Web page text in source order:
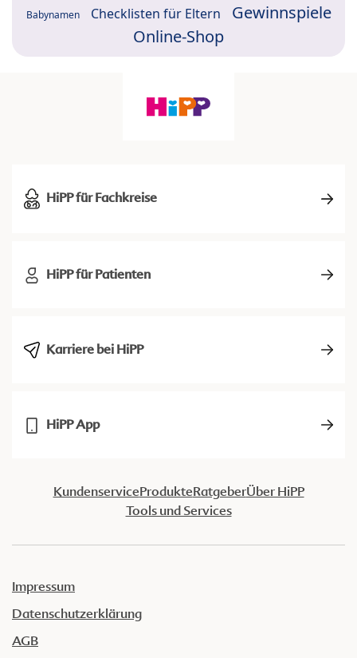
Babynamen Checklisten für Eltern
Gewinnspiele
Online-Shop
HiPP für Fachkreise
HiPP für Patienten
Karriere bei HiPP
HiPP App
KundenserviceProdukteRatgeberÜber HiPP
Tools und Services
Impressum
Datenschutzerklärung
AGB